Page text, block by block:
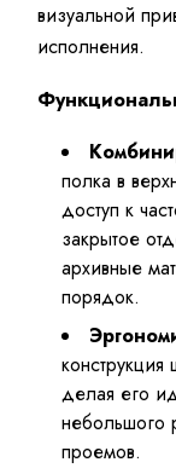
визуальной
исполнения.
полка в
доступ к
закрытое
архивные
порядок.
делая его
небольшого
проемов.